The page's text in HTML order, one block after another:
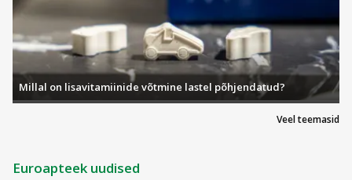
Veel teemasid
Millal on lisavitamiinide võtmine lastel põhjendatud?
Euroapteek uudised